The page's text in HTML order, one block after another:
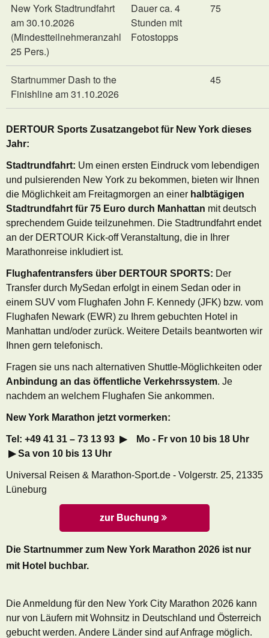
New York Stadtrundfahrt
am 30.10.2026
(Mindestteilnehmeranzahl
25 Pers.)
Dauer ca. 4
Stunden mit
Fotostopps
75
Startnummer Dash to the
Finishline am 31.10.2026
45
DERTOUR Sports Zusatzangebot für New York dieses
Jahr:
Stadtrundfahrt: Um einen ersten Eindruck vom lebendigen
und pulsierenden New York zu bekommen, bieten wir Ihnen
die Möglichkeit am Freitagmorgen an einer halbtägigen
Stadtrundfahrt für 75 Euro durch Manhattan mit deutsch
sprechendem Guide teilzunehmen. Die Stadtrundfahrt endet
an der DERTOUR Kick-off Veranstaltung, die in Ihrer
Marathonreise inkludiert ist.
Flughafentransfers über DERTOUR SPORTS: Der
Transfer durch MySedan erfolgt in einem Sedan oder in
einem SUV vom Flughafen John F. Kennedy (JFK) bzw. vom
Flughafen Newark (EWR) zu Ihrem gebuchten Hotel in
Manhattan und/oder zurück. Weitere Details beantworten wir
Ihnen gern telefonisch.
Fragen sie uns nach alternativen Shuttle-Möglichkeiten oder
Anbindung an das öffentliche Verkehrssystem. Je
nachdem an welchem Flughafen Sie ankommen.
New York Marathon jetzt vormerken:
Tel: +49 41 31 – 73 13 93 ▶ Mo - Fr von 10 bis 18 Uhr
▶ Sa von 10 bis 13 Uhr
Universal Reisen & Marathon-Sport.de - Volgerstr. 25, 21335
Lüneburg
zur Buchung
Die Startnummer zum New York Marathon 2026 ist nur
mit Hotel buchbar.
Die Anmeldung für den New York City Marathon 2026 kann
nur von Läufern mit Wohnsitz in Deutschland und Österreich
gebucht werden. Andere Länder sind auf Anfrage möglich.